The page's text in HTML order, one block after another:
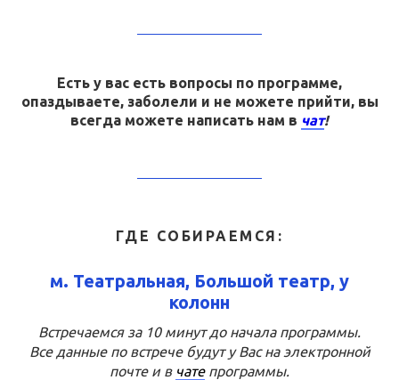
Есть у вас есть вопросы по программе,
опаздываете, заболели и не можете прийти, вы
всегда можете написать нам в чат!
ГДЕ СОБИРАЕМСЯ:
м. Театральная, Большой театр, у
колонн
Встречаемся за 10 минут до начала программы.
Все данные по встрече будут у Вас на электронной
почте и в чатепрограммы.